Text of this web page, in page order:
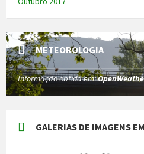
METEOROLOGIA
Informação obtida em:
GALERIAS DE IMAGENS